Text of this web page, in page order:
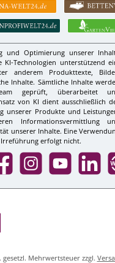
und Optimierung unserer
Technologien unterstützend
anderem Produkttexte,
Inhalte. Sämtliche Inhalte
geprüft, überarbeitet
von KI dient ausschließlich
unserer Produkte und
Informationsvermittlung
unserer Inhalte. Eine
erfolgt nicht.
InstagramYouTube LinkedIn
Mehrwertsteuer zzgl.